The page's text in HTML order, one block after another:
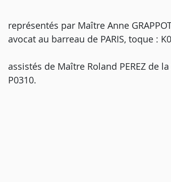
représentés par Maître Anne
avocat au barreau de PARIS, toque :
assistés de Maître Roland PEREZ de la
P0310.